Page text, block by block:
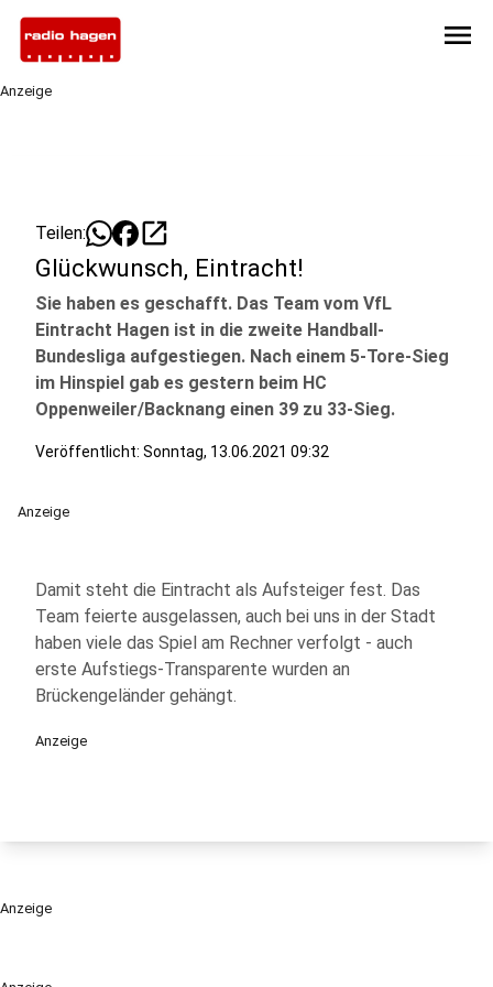
menu
Anzeige
Teilen: open_in_new
Glückwunsch, Eintracht!
Sie haben es geschafft. Das Team vom VfL
Eintracht Hagen ist in die zweite Handball-
Bundesliga aufgestiegen. Nach einem 5-Tore-Sieg
im Hinspiel gab es gestern beim HC
Oppenweiler/Backnang einen 39 zu 33-Sieg.
Veröffentlicht: Sonntag, 13.06.2021 09:32
Anzeige
Damit steht die Eintracht als Aufsteiger fest. Das
Team feierte ausgelassen, auch bei uns in der Stadt
haben viele das Spiel am Rechner verfolgt - auch
erste Aufstiegs-Transparente wurden an
Brückengeländer gehängt.
Anzeige
Anzeige